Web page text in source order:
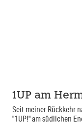
1UP am
Seit meiner Rückkehr
"1UP!" am südlichen